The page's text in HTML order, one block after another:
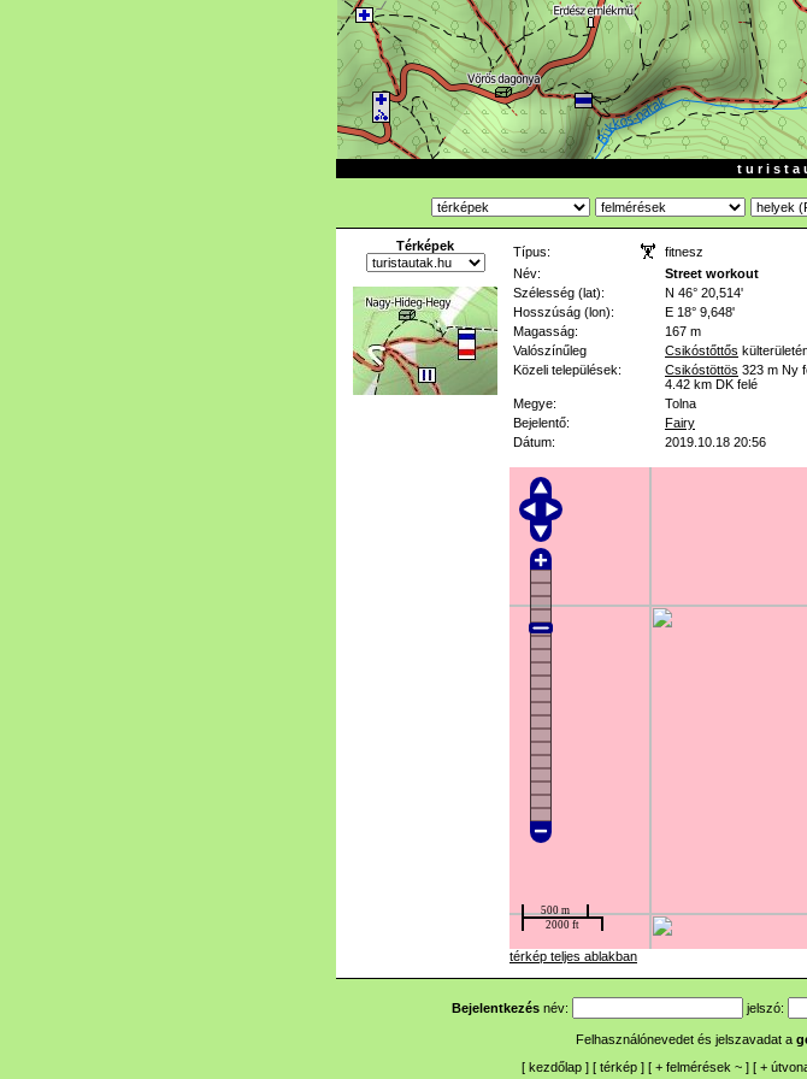
t u r i s t a
Térképek Típus: fitnesz
Név:
Street workout
Szélesség (lat):
N 46° 20,514'
Hosszúság (lon):
E 18° 9,648'
Magasság:
167 m
Valószínűleg
Csikóstőttős
Közeli települések:
Csikóstöttös 323 m Ny
4.42 km DK felé
Megye:
Tolna
Bejelentő:
Fairy
Dátum:
2019.10.18 20:56
térkép teljes ablakban
Bejelentkezés név: jelszó:
Felhasználónevedet és jelszavadat a
[ kezdőlap ] [ térkép ] [ + felmérések ~ ] [ +